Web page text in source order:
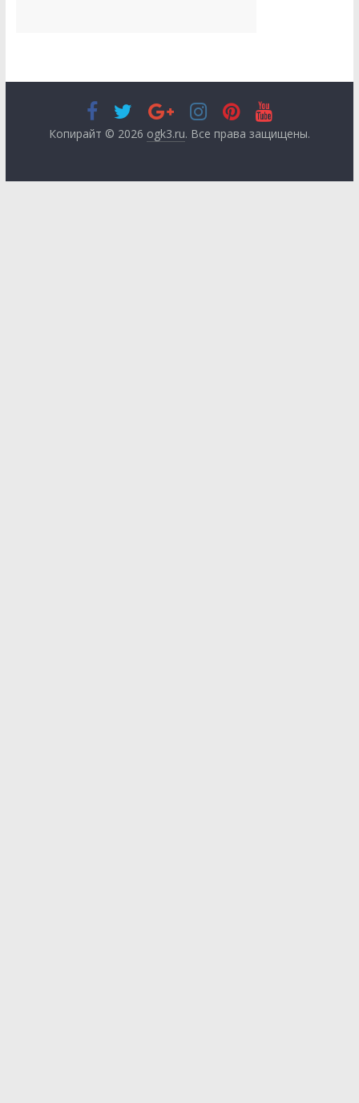
Копирайт © 2026 ogk3.ru. Все права защищены.